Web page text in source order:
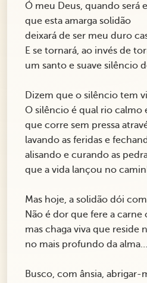
Ó meu Deus, quando será
que esta amarga solidão
deixará de ser meu duro
E se tornará, ao invés de
um santo e suave silêncio
Dizem que o silêncio tem
O silêncio é qual rio calmo
que corre sem pressa
lavando as feridas e
alisando e curando as
que a vida lançou no
Mas hoje, a solidão dói
Não é dor que fere a carne
mas chaga viva que reside
no mais profundo da alma…
Busco, com ânsia,